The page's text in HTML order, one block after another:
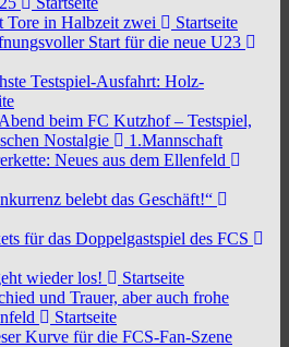
Tore in Halbzeit zwei
Startseite
Start für die neue U23
Testspiel-Ausfahrt: Holz-
beim FC Kutzhof – Testspiel,
Nostalgie
1.Mannschaft
Neues aus dem Ellenfeld
belebt das Geschäft!“
für das Doppelgastspiel des FCS
wieder los!
Startseite
und Trauer, aber auch frohe
Startseite
Kurve für die FCS-Fan-Szene